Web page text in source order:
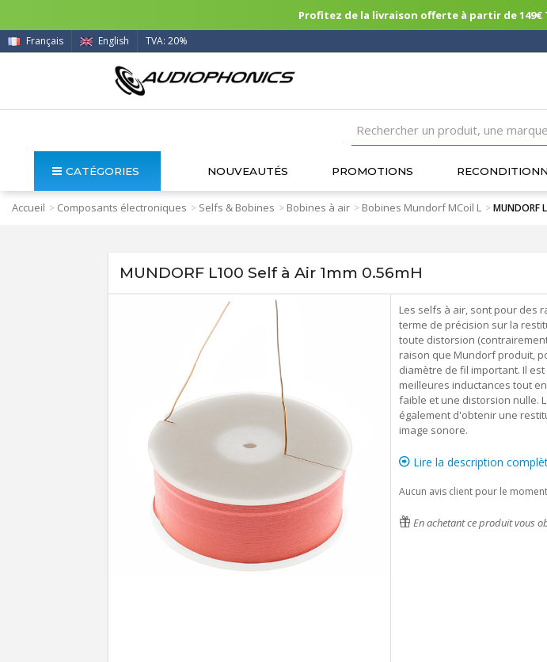
Profitez de la livraison offerte à partir de
Français English TVA: 20%
CATÉGORIES NOUVEAUTÉS PROMOTIONS
Accueil > Composants électroniques > Selfs & Bobines > Bobines à air > Bobines Mundorf MCoil L >MUNDORF
MUNDORF L100 Self à Air 1mm 0.56mH
Les selfs à air, sont pour des
terme de précision sur la
toute distorsion
raison que Mundorf produit,
diamètre de fil important. Il
meilleures inductances tout
faible et une distorsion nulle.
également d'obtenir une
image sonore.
Lire la description
Aucun avis client pour le
En achetant ce produit vous